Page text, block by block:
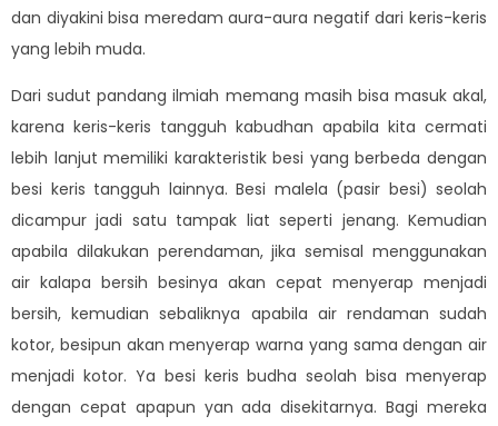
dan diyakini bisa meredam aura-aura negatif dari keris-keris
yang lebih muda.
Dari sudut pandang ilmiah memang masih bisa masuk akal,
karena keris-keris tangguh kabudhan apabila kita cermati
lebih lanjut memiliki karakteristik besi yang berbeda dengan
besi keris tangguh lainnya. Besi malela (pasir besi) seolah
dicampur jadi satu tampak liat seperti jenang. Kemudian
apabila dilakukan perendaman, jika semisal menggunakan
air kalapa bersih besinya akan cepat menyerap menjadi
bersih, kemudian sebaliknya apabila air rendaman sudah
kotor, besipun akan menyerap warna yang sama dengan air
menjadi kotor. Ya besi keris budha seolah bisa menyerap
dengan cepat apapun yan ada disekitarnya. Bagi mereka